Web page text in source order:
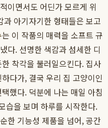
이면서도 어딘가 모르게 위
아기자기한 형태들은 보고
는 이 작품의 매력을 소프트 규
다. 선명한 색감과 섬세한 디
착각을 불러일으킨다. 집사
다가, 결국 우리 집 고양이인
했다. 덕분에 나는 매일 아침
습을 보며 하루를 시작한다.
한 기능성 제품을 넘어, 공간